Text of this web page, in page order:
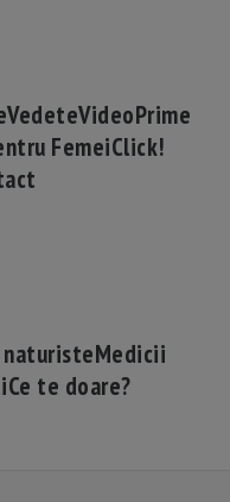
VedeteVideoPrime
FemeiClick!
naturisteMedicii
Ce te doare?